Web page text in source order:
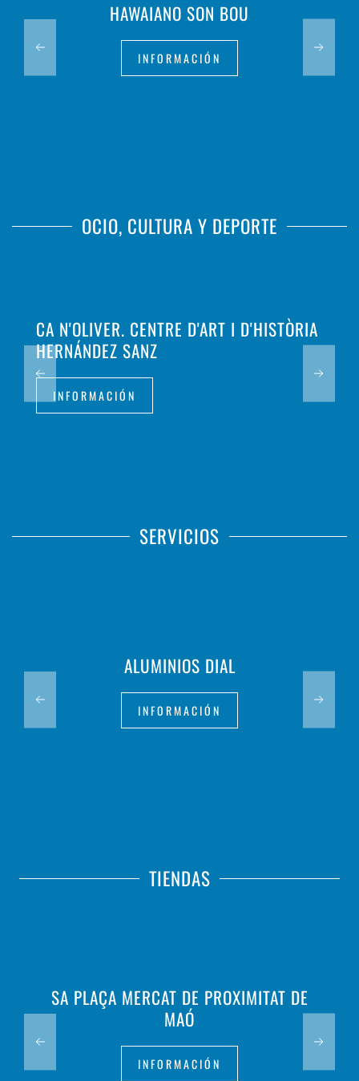
HAWAIANO SON BOU
INFORMACIÓN
OCIO, CULTURA Y DEPORTE
CA N'OLIVER. CENTRE D'ART I D'HISTÒRIA
HERNÁNDEZ SANZ
INFORMACIÓN
SERVICIOS
ALUMINIOS DIAL
INFORMACIÓN
TIENDAS
SA PLAÇA MERCAT DE PROXIMITAT DE
MAÓ
INFORMACIÓN